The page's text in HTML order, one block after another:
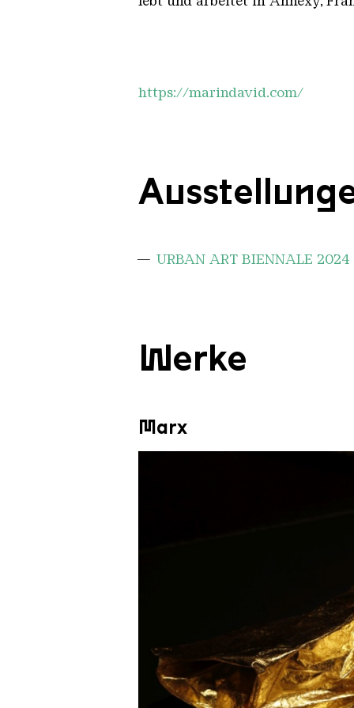
https://marindavid.com/
URBAN ART BIENNALE 2024
Werke
Marx